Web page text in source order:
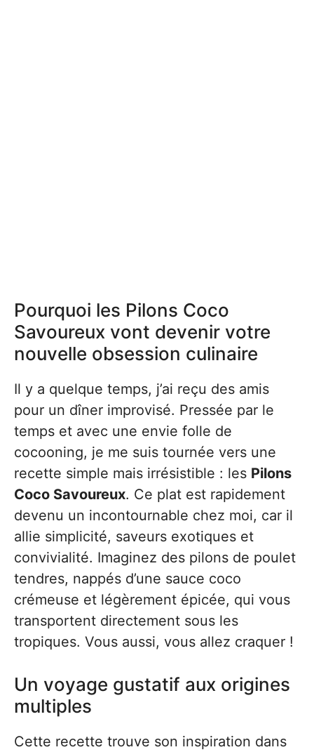
Pourquoi les Pilons Coco
Savoureux vont devenir votre
nouvelle obsession culinaire
Il y a quelque temps, j’ai reçu des amis
pour un dîner improvisé. Pressée par le
temps et avec une envie folle de
cocooning, je me suis tournée vers une
recette simple mais irrésistible : les Pilons
Coco Savoureux. Ce plat est rapidement
devenu un incontournable chez moi, car il
allie simplicité, saveurs exotiques et
convivialité. Imaginez des pilons de poulet
tendres, nappés d’une sauce coco
crémeuse et légèrement épicée, qui vous
transportent directement sous les
tropiques. Vous aussi, vous allez craquer !
Un voyage gustatif aux origines
multiples
Cette recette trouve son inspiration dans